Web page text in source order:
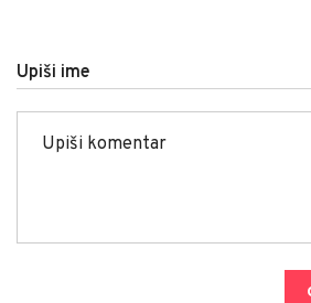
Upiši ime